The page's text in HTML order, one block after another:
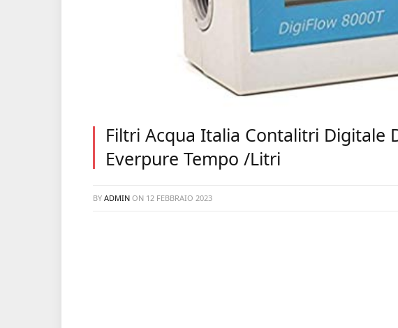
Filtri Acqua Italia Contalitri Digitale
Everpure Tempo /Litri
BY ADMIN ON 12 FEBBRAIO 2023